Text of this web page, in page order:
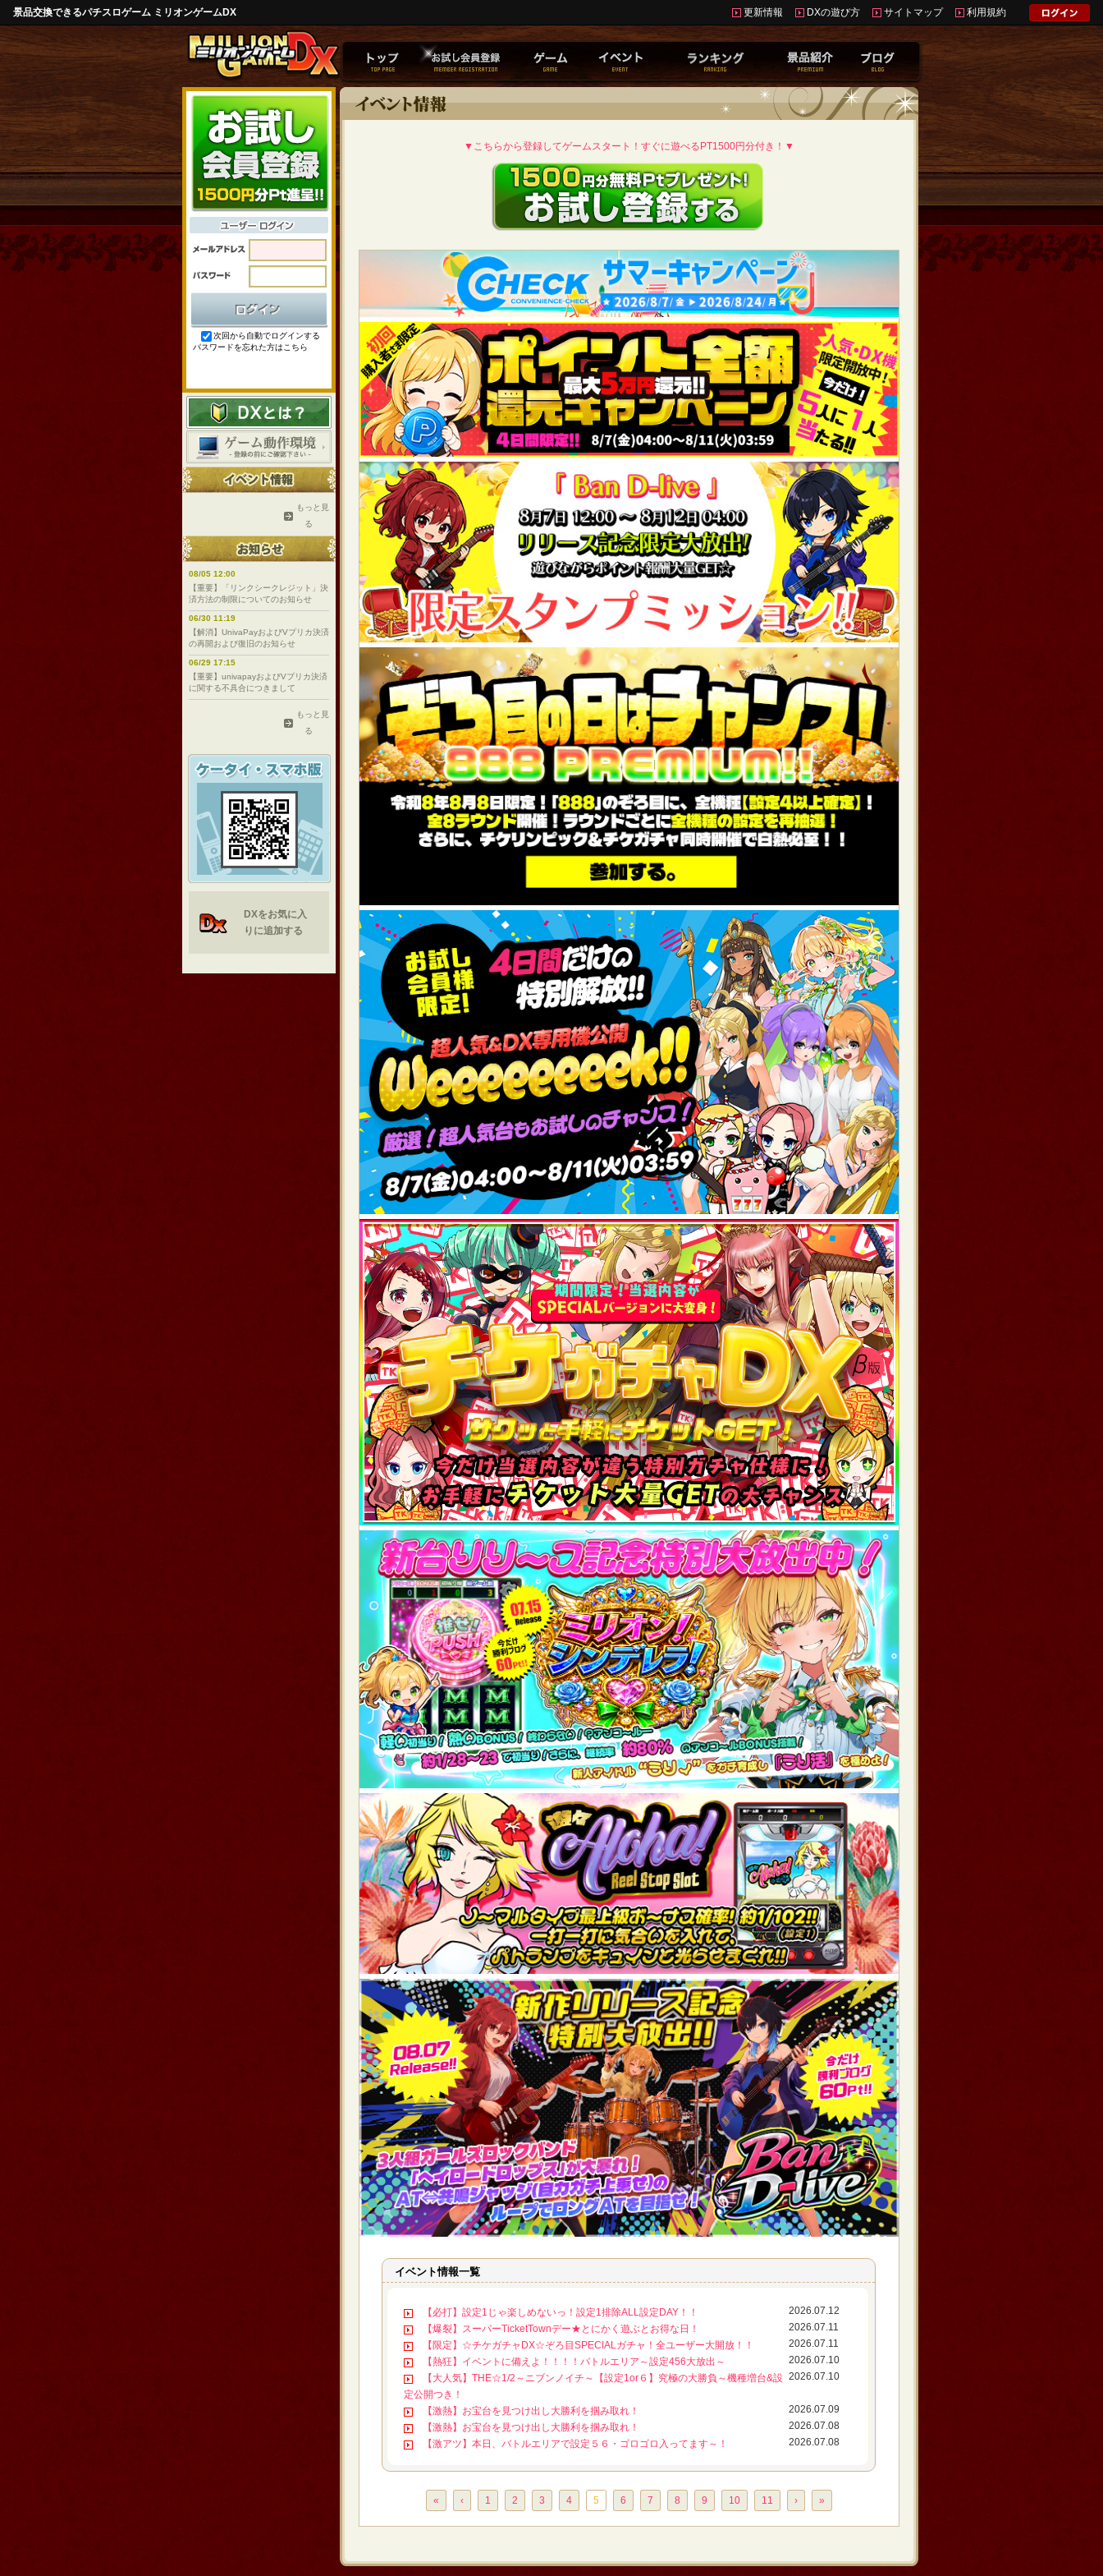
景品交換できるパチスロゲーム ミリオンゲームDX 更新情報 DXの遊び方 サイトマップ 利用規約
次回から自動でログインする
パスワードを忘れた方はこちら
もっと見
る
08/05 12:00
【重要】「リンクシークレジット」決
済方法の制限についてのお知らせ
06/30 11:19
【解消】UnivaPayおよびVプリカ決済
の再開および復旧のお知らせ
06/29 17:15
【重要】univapayおよびVプリカ決済
に関する不具合につきまして
もっと見
る
DXをお気に入
りに追加する
▼こちらから登録してゲームスタート！すぐに遊べるPT1500円分付き！▼
イベント情報一覧
【必打】設定1じゃ楽しめないっ！設定1排除ALL設定DAY！！
2026.07.12
【爆裂】スーパーTicketTownデー★とにかく遊ぶとお得な日！
2026.07.11
【限定】☆チケガチャDX☆ぞろ目SPECIALガチャ！全ユーザー大開放！！
2026.07.11
【熱狂】イベントに備えよ！！！！バトルエリア～設定456大放出～
2026.07.10
【大人気】THE☆1/2～ニブンノイチ～【設定1or６】究極の大勝負～機種増台&設
定公開つき！
2026.07.10
【激熱】お宝台を見つけ出し大勝利を掴み取れ！
2026.07.09
【激熱】お宝台を見つけ出し大勝利を掴み取れ！
2026.07.08
【激アツ】本日、バトルエリアで設定５６・ゴロゴロ入ってます～！
2026.07.08
« ‹ 1 2 3 4 5 6 7 8 9 10 11 › »